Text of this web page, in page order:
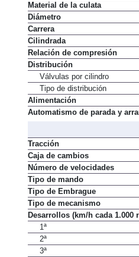
Material de la culata
Diámetro
Carrera
Cilindrada
Relación de compresión
Distribución
Válvulas por cilindro
Tipo de distribución
Alimentación
Automatismo de parada y
Tracción
Caja de cambios
Número de velocidades
Tipo de mando
Tipo de Embrague
Tipo de mecanismo
Desarrollos (km/h cada 1.000
1ª
2ª
3ª